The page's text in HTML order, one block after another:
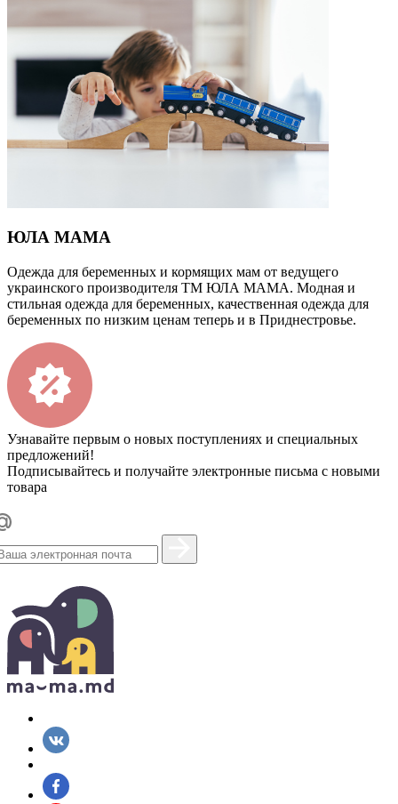
ЮЛА МАМА
Одежда для беременных и кормящих мам от ведущего
украинского производителя ТМ ЮЛА МАМА. Модная и
стильная одежда для беременных, качественная одежда для
беременных по низким ценам теперь и в Приднестровье.
Узнавайте первым о новых поступлениях и специальных
предложений!
Подписывайтесь и получайте электронные письма с новыми
товара